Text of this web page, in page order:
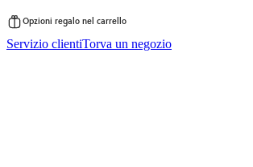
al
Opzioni regalo nel carrello
Servizio clientiTorva un negozio